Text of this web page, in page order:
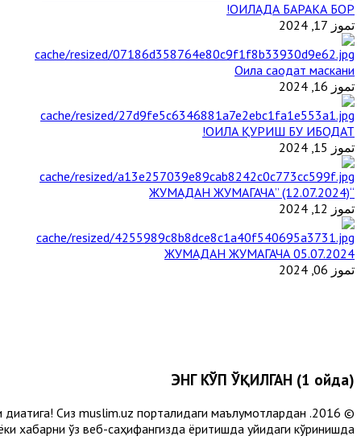
ОИЛАДА БАРАКА БОР!
تموز 17, 2024
Оила саодат маскани
تموز 16, 2024
ОИЛА ҚУРИШ БУ ИБОДАТ!
تموز 15, 2024
“ЖУМАДАН ЖУМАГАЧА” (12.07.2024)
تموز 12, 2024
ЖУМАДАН ЖУМАГАЧА 05.07.2024
تموز 06, 2024
ЭНГ КЎП ЎҚИЛГАН (1 ойда)
диққатига! Сиз muslim.uz порталидаги маълумотлардан
хабарни ўз веб-саҳифангизда ёритишда қуйидаги кўринишда